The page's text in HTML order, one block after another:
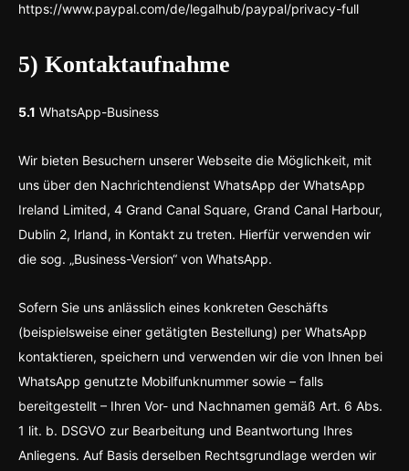
https://www.paypal.com/de/legalhub/paypal/privacy-full
5) Kontaktaufnahme
5.1 WhatsApp-Business
Wir bieten Besuchern unserer Webseite die Möglichkeit, mit
uns über den Nachrichtendienst WhatsApp der WhatsApp
Ireland Limited, 4 Grand Canal Square, Grand Canal Harbour,
Dublin 2, Irland, in Kontakt zu treten. Hierfür verwenden wir
die sog. „Business-Version“ von WhatsApp.
Sofern Sie uns anlässlich eines konkreten Geschäfts
(beispielsweise einer getätigten Bestellung) per WhatsApp
kontaktieren, speichern und verwenden wir die von Ihnen bei
WhatsApp genutzte Mobilfunknummer sowie – falls
bereitgestellt – Ihren Vor- und Nachnamen gemäß Art. 6 Abs.
1 lit. b. DSGVO zur Bearbeitung und Beantwortung Ihres
Anliegens. Auf Basis derselben Rechtsgrundlage werden wir